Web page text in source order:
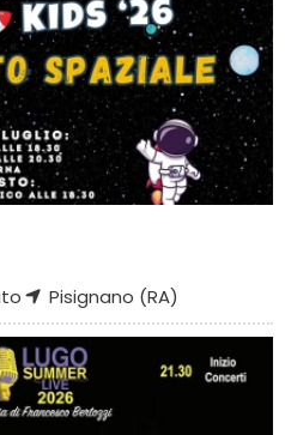
Pisignano (RA)